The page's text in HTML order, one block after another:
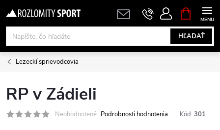
na
obsah
HĽADAŤ
KOŠÍK
Lezeckí sprievodcovia
RP v Zádieli
Neohodnotené Podrobnosti hodnotenia Kód: 301